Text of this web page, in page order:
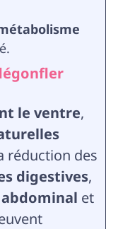
le ventre,
réduction des
digestives,
et